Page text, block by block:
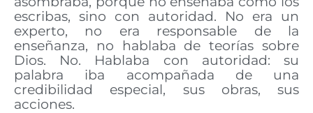
escribas, sino con autoridad. No era un
experto, no era responsable de la
enseñanza, no hablaba de teorías sobre
Dios. No. Hablaba con autoridad: su
palabra iba acompañada de una
credibilidad especial, sus obras, sus
acciones.